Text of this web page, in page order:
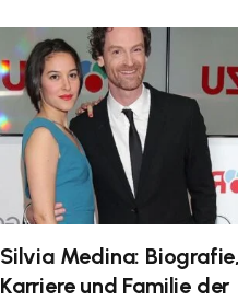
Silvia Medina:
Karriere und Familie der